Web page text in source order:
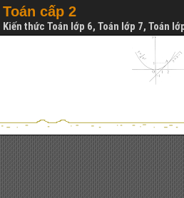
Toán cấp 2
Kiến thức Toán lớp 6, Toán lớp 7, Toán